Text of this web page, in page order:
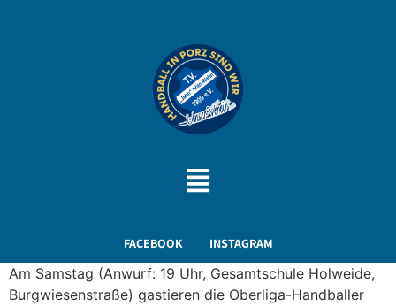
FACEBOOK INSTAGRAM
Am Samstag (Anwurf: 19 Uhr, Gesamtschule Holweide,
Burgwiesenstraße) gastieren die Oberliga-Handballer